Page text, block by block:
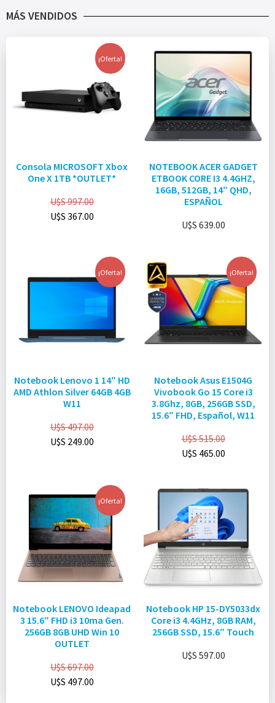
MÁS VENDIDOS
¡Oferta!
Consola MICROSOFT Xbox
One X 1TB *OUTLET*
U$S997.00
U$S 367.00
NOTEBOOK ACER GADGET
ETBOOK CORE I3 4.4GHZ,
16GB, 512GB, 14″ QHD,
ESPAÑOL
U$S 639.00
¡Oferta!
Notebook Lenovo 1 14″ HD
AMD Athlon Silver 64GB 4GB
W11
U$S497.00
U$S 249.00
¡Oferta!
Notebook Asus E1504G
Vivobook Go 15 Core i3
3.8Ghz, 8GB, 256GB SSD,
15.6″ FHD, Español, W11
U$S515.00
U$S 465.00
¡Oferta!
Notebook LENOVO Ideapad
3 15.6″ FHD i3 10ma Gen.
256GB 8GB UHD Win 10
OUTLET
U$S697.00
U$S 497.00
Notebook HP 15-DY5033dx
Core i3 4.4GHz, 8GB RAM,
256GB SSD, 15.6″ Touch
U$S 597.00